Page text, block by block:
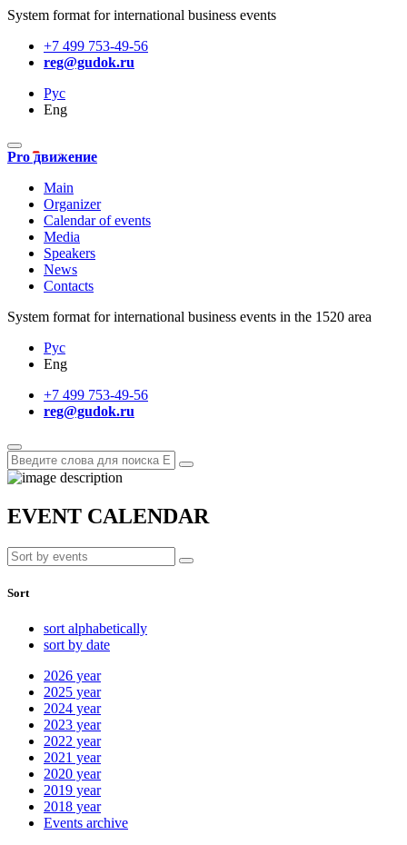
System format for international business events
+7 499 753-49-56
reg@gudok.ru
Рус
Eng
Pro движение
Main
Organizer
Calendar of events
Media
Speakers
News
Contacts
System format for international business events in the 1520 area
Рус
Eng
+7 499 753-49-56
reg@gudok.ru
EVENT CALENDAR
Sort
sort alphabetically
sort by date
2026 year
2025 year
2024 year
2023 year
2022 year
2021 year
2020 year
2019 year
2018 year
Events archive